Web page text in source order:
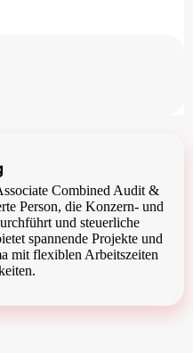
Combined Audit &
Person, die Konzern- und
und steuerliche
spannende Projekte und
mit flexiblen Arbeitszeiten